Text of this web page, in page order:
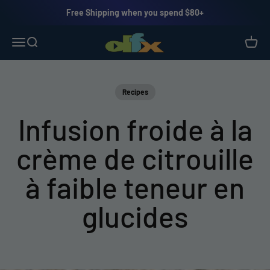
Free Shipping when you spend $80+
Ouvrir la navigation
Ouvrir la recherche MYDFX - Natural Foods and SupplementsVoir le
Recipes
Infusion froide à la
crème de citrouille
à faible teneur en
glucides